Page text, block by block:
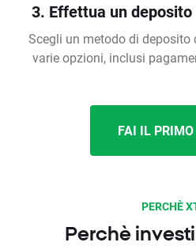
3. Effettua un
Scegli un metodo di deposito
varie opzioni, inclusi
FAI IL
PERCHÈ
Perchè